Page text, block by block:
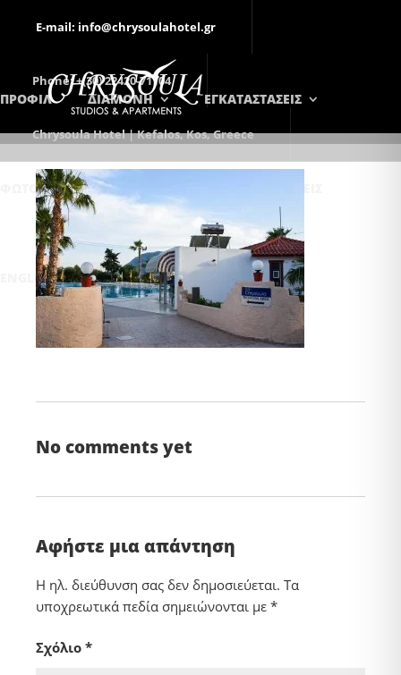
E-mail: info@chrysoulahotel.gr
Phone: +(30) 22420-71104
Chrysoula Hotel | Kefalos, Kos, Greece
ΠΡΟΦΙΛ ΔΙΑΜΟΝΗ ΕΓΚΑΤΑΣΤΑΣΕΙΣ
ΦΩΤΟΓΡΑΦΊΕΣ
ENGLISH
No comments yet
Αφήστε μια απάντηση
Η ηλ. διεύθυνση σας δεν δημοσιεύεται. Τα
υποχρεωτικά πεδία σημειώνονται με *
Σχόλιο *